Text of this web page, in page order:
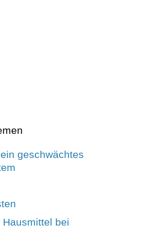
geschwächtes
Hausmittel bei